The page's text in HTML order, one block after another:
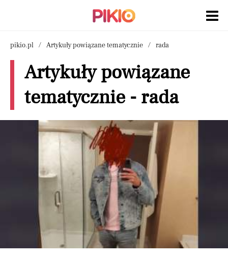
pikio.pl Artykuły powiązane tematycznie rada
Artykuły powiązane
tematycznie - rada